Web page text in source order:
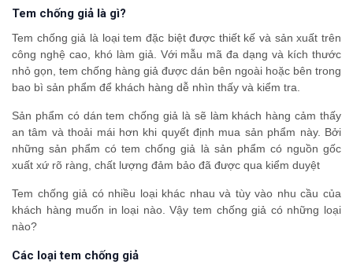
Tem chống giả là gì?
Tem chống giả là loại tem đặc biệt được thiết kế và sản xuất trên
công nghệ cao, khó làm giả. Với mẫu mã đa dạng và kích thước
nhỏ gọn, tem chống hàng giả được dán bên ngoài hoặc bên trong
bao bì sản phẩm để khách hàng dễ nhìn thấy và kiểm tra.
Sản phẩm có dán tem chống giả là sẽ làm khách hàng cảm thấy
an tâm và thoải mái hơn khi quyết định mua sản phẩm này. Bởi
những sản phẩm có tem chống giả là sản phẩm có nguồn gốc
xuất xứ rõ ràng, chất lượng đảm bảo đã được qua kiểm duyệt
Tem chống giả có nhiều loại khác nhau và tùy vào nhu cầu của
khách hàng muốn in loại nào. Vậy tem chống giả có những loại
nào?
Các loại tem chống giả